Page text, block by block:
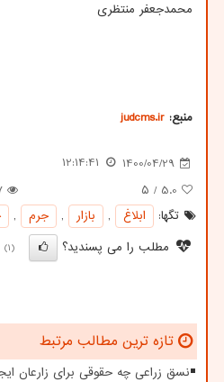
محمدجعفر منتظری
منبع: judcms.ir
1400/04/29
12:14:41
5.0 / ۵
تگها:
ابلاغ , بازار , جرم ,
مطلب را می پسندید؟
(1)
تازه ترین مطالب مرتبط
نسق زراعی چه حقوقی برای زارعان